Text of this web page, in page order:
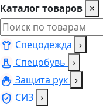
Каталог товаров ×
Спецодежда ›
Спецобувь ›
Защита рук ›
СИЗ ›